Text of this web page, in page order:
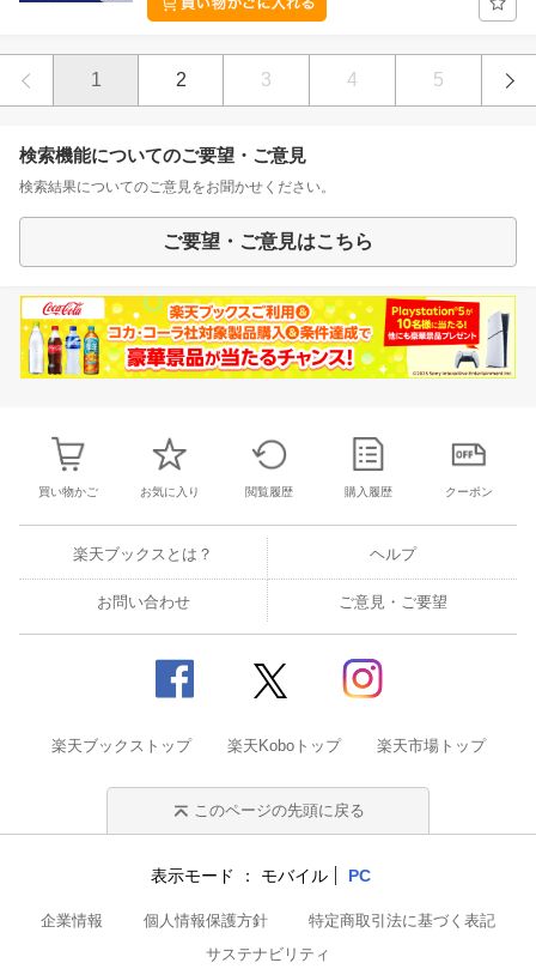
1 2 3 4 5
検索機能についてのご要望・ご意見
検索結果についてのご意見をお聞かせください。
ご要望・ご意見はこちら
買い物かご お気に入り 閲覧履歴 購入履歴 クーポン
楽天ブックスとは？ ヘルプ
お問い合わせ ご意見・ご要望
楽天ブックストップ 楽天Koboトップ 楽天市場トップ
このページの先頭に戻る
表示モード モバイル PC
企業情報 個人情報保護方針
特定商取引法に基づく表記
サステナビリティ